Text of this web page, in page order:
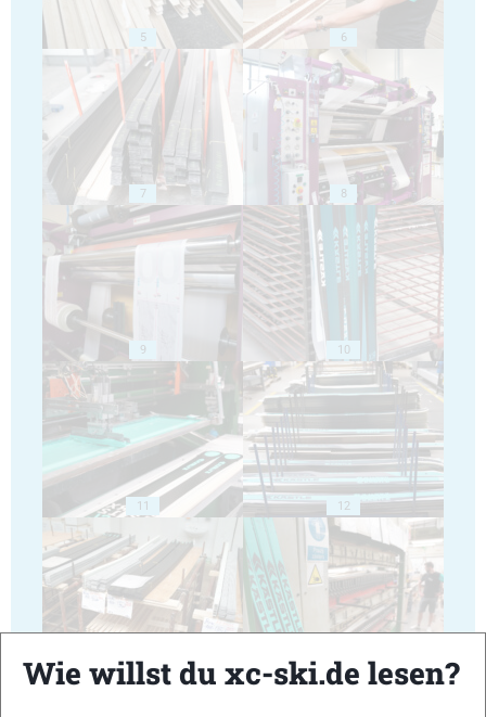
5 6
7 8
9 10
11 12
13 14
Wie willst du xc-ski.de lesen?